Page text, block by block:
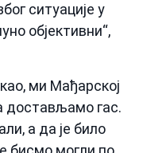
ситуације у
објективни“,
ми Мађарској
достављамо гас.
а да је било